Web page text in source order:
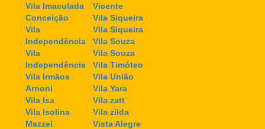
Vila Imaculada
Conceição
Vila
Independência
Vila
Independência
Vila Irmãos
Arnoni
Vila Isa
Vila Isolina
Mazzei
Vicente
Vila Siqueira
Vila Siqueira
Vila Souza
Vila Souza
Vila Timóteo
Vila União
Vila Yara
Vila zatt
Vila zilda
Vista Alegre